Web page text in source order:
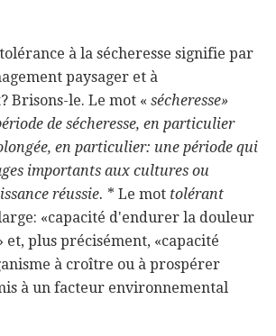
à la sécheresse signifie par
paysager et à
Brisons-le. Le mot « sécheresse»
de sécheresse, en particulier
en particulier: une période qui
importants aux cultures ou
réussie. * Le mot tolérant
«capacité d'endurer la douleur
et, plus précisément, «capacité
à croître ou à prospérer
à un facteur environnemental